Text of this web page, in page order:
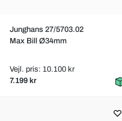
Junghans 27/5703.02
Max Bill Ø34mm
Vejl. pris: 10.100 kr
7.199 kr